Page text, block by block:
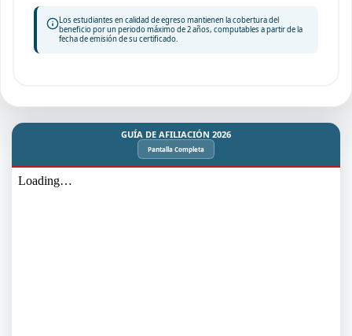
Los estudiantes en calidad de egreso mantienen la cobertura del
beneficio por un periodo máximo de 2 años, computables a partir de la
fecha de emisión de su certificado.
GUÍA DE AFILIACIÓN 2026
Pantalla Completa